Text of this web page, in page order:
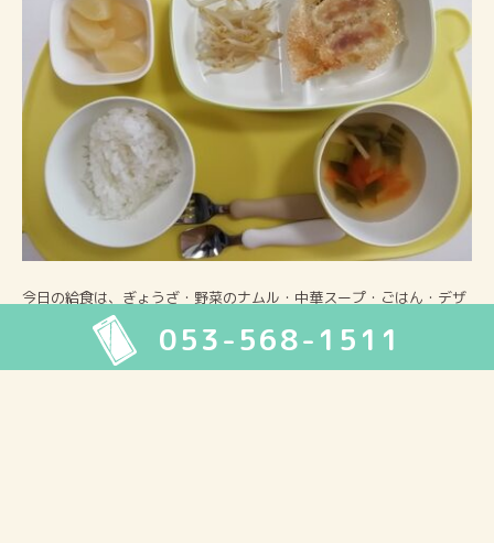
053-568-1511
今日の給食は、ぎょうざ・野菜のナムル・中華スープ・ごはん・デザ
ートでした。